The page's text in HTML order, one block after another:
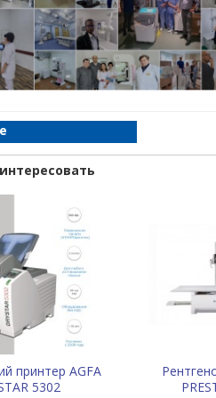
минимизируя время
интерфейс рабочей
на пациенте. Быстрое
диагностический
аппарат PRESTIGE 6600C
услуг и
принтер AGFA
5302